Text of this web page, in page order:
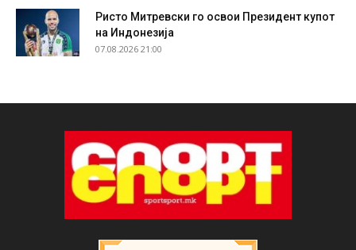
Ристо Митревски го освои Президент купот
на Индонезија
07.08.2026 21:00